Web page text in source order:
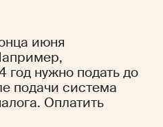
июня
год нужно подать до
подачи система
Оплатить